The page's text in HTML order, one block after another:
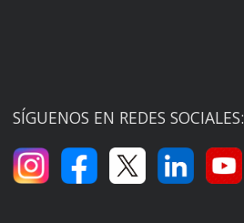
SÍGUENOS EN REDES SOCIALES: